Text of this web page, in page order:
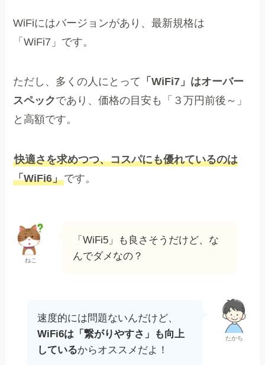
WiFiにはバージョンがあり、最新規格は
「WiFi7」です。
ただし、多くの人にとって 「WiFi7」はオーバー
スペックであり、価格の目安も「３万円前後～」
と高額です。
快適さを求めつつ、コスパにも優れているのは
「WiFi6」です。
ねこ
「WiFi5」も良さそうだけど、な
んでダメなの？
たかち
速度的には問題ないんだけど、
WiFi6は「繋がりやすさ」も向上
しているからオススメだよ！